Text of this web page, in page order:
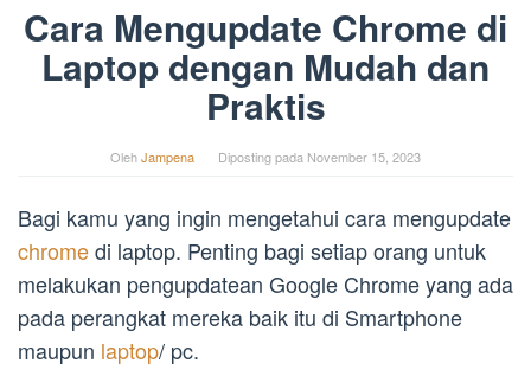
Cara Mengupdate Chrome di
Laptop dengan Mudah dan
Praktis
OlehJampena Diposting pada November 15, 2023
Bagi kamu yang ingin mengetahui cara mengupdate
chromedi laptop. Penting bagi setiap orang untuk
melakukan pengupdatean Google Chrome yang ada
pada perangkat mereka baik itu di Smartphone
maupun laptop/ pc.